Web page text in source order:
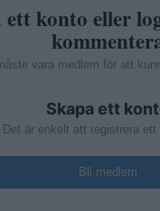
ett konto eller
vara medlem för att
Skapa ett
Det är enkelt att registrera
Bli medlem